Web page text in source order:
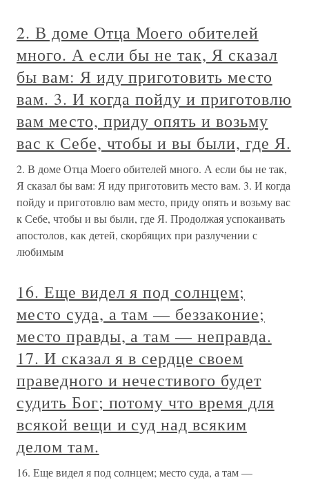
2. В доме Отца Моего обителей
много. А если бы не так, Я сказал
бы вам: Я иду приготовить место
вам. 3. И когда пойду и приготовлю
вам место, приду опять и возьму
вас к Себе, чтобы и вы были, где Я.
2. В доме Отца Моего обителей много. А если бы не так,
Я сказал бы вам: Я иду приготовить место вам. 3. И когда
пойду и приготовлю вам место, приду опять и возьму вас
к Себе, чтобы и вы были, где Я. Продолжая успокаивать
апостолов, как детей, скорбящих при разлучении с
любимым
16. Еще видел я под солнцем;
место суда, а там — беззаконие;
место правды, а там — неправда.
17. И сказал я в сердце своем
праведного и нечестивого будет
судить Бог; потому что время для
всякой вещи и суд над всяким
делом там.
16. Еще видел я под солнцем; место суда, а там —